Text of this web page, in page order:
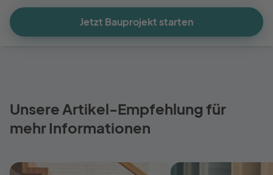
Jetzt Bauprojekt starten
Unsere Artikel-Empfehlung für
mehr Informationen